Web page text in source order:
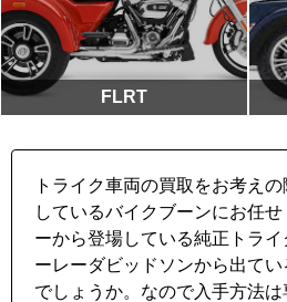
FLRT
トライク車両の買取をお考え
しているバイクブーンにお任
ーから登場している純正トラ
ーレーダビッドソンから出て
でしょうか。なので入手方法